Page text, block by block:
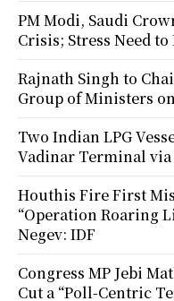
PM Modi, Saudi
Crisis; Stress Need
Rajnath Singh to
Group of Ministers
Two Indian LPG
Vadinar Terminal
Houthis Fire First
“Operation Roaring
Negev: IDF
Congress MP Jebi
Cut a “Poll-Centric